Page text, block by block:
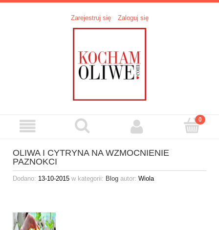
Zarejestruj się Zaloguj się
OLIWA I CYTRYNA NA WZMOCNIENIE
PAZNOKCI
Dodano: 13-10-2015 w kategorii: Blog autor: Wiola